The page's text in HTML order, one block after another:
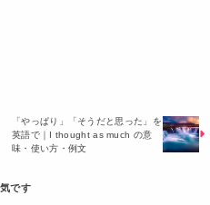
「やっぱり」「そうだと思った」を
英語で｜I thought as much の意
味・使い方・例文